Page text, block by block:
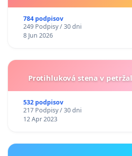
784 podpisov
249 Podpisy / 30 dni
8 Jun 2026
Protihluková stena v
532 podpisov
217 Podpisy / 30 dni
12 Apr 2023